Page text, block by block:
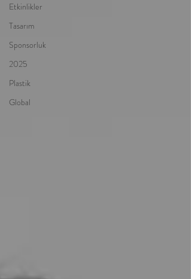
Etkinlikler
Tasarım
Sponsorluk
2025
Plastik
Global